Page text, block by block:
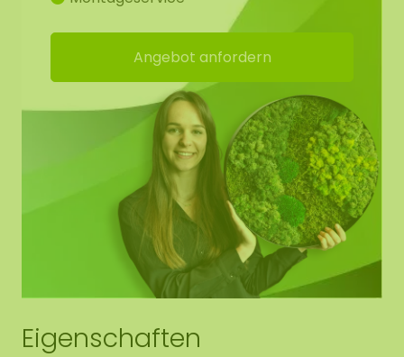
Möchten Sie größere Mengen Moos kaufen. Bitte
kontaktieren Sie uns unter
Unser Moos hat viele Vorteile:
Steht für ein grünes Statement
Hohe akkustische Dämmung
Feuerhemmend
Langlebig / sehr farbecht
Keine Pflege (keine Bewässerung)
Benötigt kein Tageslicht
Dauerhaft weich. Bei einer niedrigen
Luftfeuchtigkeit von 20-30% kann das Moos
aushärten. Sobald die Luftfeuchtigkeit wieder
Angebot anfordern
Eigenschaften